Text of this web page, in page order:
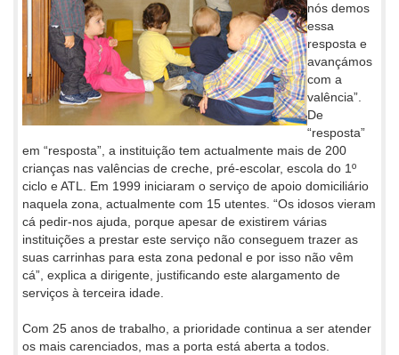
nós demos
essa
resposta e
avançámos
com a
valência”.
De
“resposta”
em “resposta”, a instituição tem actualmente mais de 200
crianças nas valências de creche, pré-escolar, escola do 1º
ciclo e ATL. Em 1999 iniciaram o serviço de apoio domiciliário
naquela zona, actualmente com 15 utentes. “Os idosos vieram
cá pedir-nos ajuda, porque apesar de existirem várias
instituições a prestar este serviço não conseguem trazer as
suas carrinhas para esta zona pedonal e por isso não vêm
cá”, explica a dirigente, justificando este alargamento de
serviços à terceira idade.
Com 25 anos de trabalho, a prioridade continua a ser atender
os mais carenciados, mas a porta está aberta a todos.